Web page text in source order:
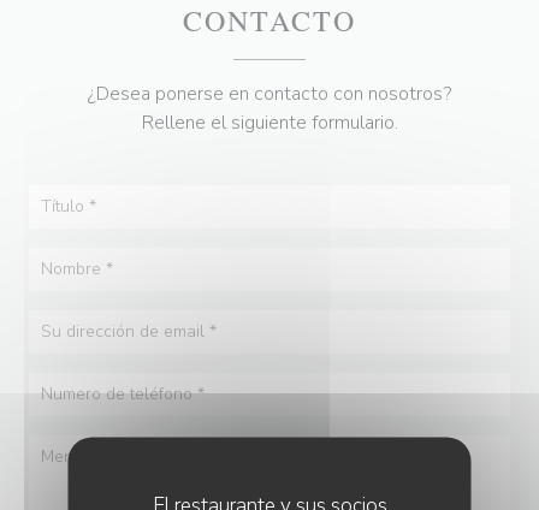
CONTACTO
¿Desea ponerse en contacto con nosotros?
Rellene el siguiente formulario.